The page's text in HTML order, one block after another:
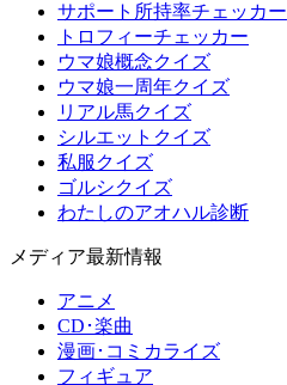
サポート所持率チェッカー
トロフィーチェッカー
ウマ娘概念クイズ
ウマ娘一周年クイズ
リアル馬クイズ
シルエットクイズ
私服クイズ
ゴルシクイズ
わたしのアオハル診断
メディア最新情報
アニメ
CD･楽曲
漫画･コミカライズ
フィギュア